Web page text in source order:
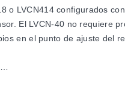
o LVCN414 configurados
El LVCN-40 no requiere
en el punto de ajuste del